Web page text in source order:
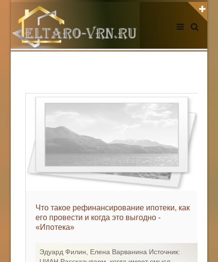
АВТОРИЗАЦИЯ НА САЙТЕ
Регистрация
НОВОСТИ СЕГОДНЯ
КАК С НАМИ СВЯЗАТЬСЯ
Edgarpo26@gmail.com
Что такое рефинансирование ипотеки, как
его провести и когда это выгодно -
«Ипотека»
Эдуард Филин, Елена Варванина Источник: